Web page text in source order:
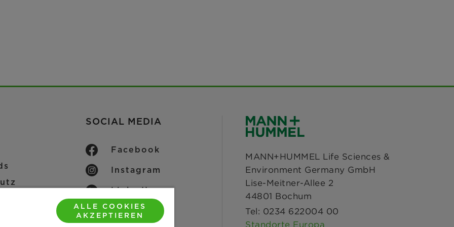
SOCIAL MEDIA
Facebook
Instagram
LinkedIn
YouTube
MANN+HUMMEL Life Sciences &
Environment Germany GmbH
Lise-Meitner-Allee 2
44801 Bochum
Tel: 0234 622004 00
Standorte Europa
ALLE COOKIES
AKZEPTIEREN